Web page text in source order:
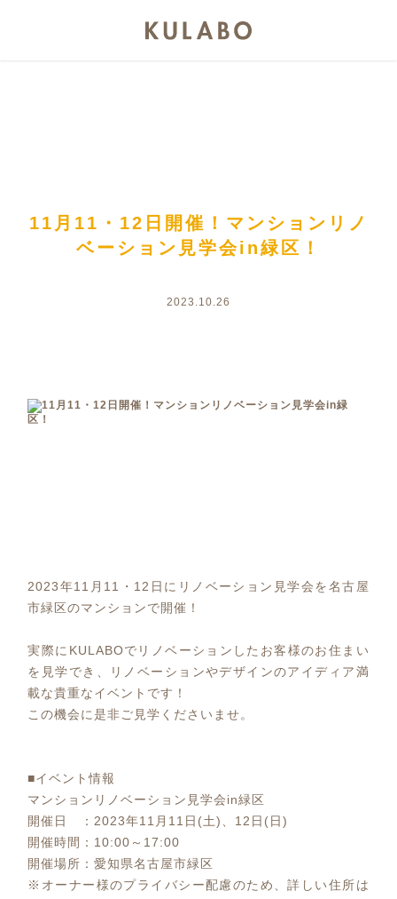
11月11・12日開催！マンションリノ
ベーション見学会in緑区！
2023.10.26
2023年11月11・12日にリノベーション見学会を名古屋
市緑区のマンションで開催！
実際にKULABOでリノベーションしたお客様のお住まい
を見学でき、リノベーションやデザインのアイディア満
載な貴重なイベントです！
この機会に是非ご見学くださいませ。
■イベント情報
マンションリノベーション見学会in緑区
開催日 ：2023年11月11日(土)、12日(日)
開催時間：10:00～17:00
開催場所：愛知県名古屋市緑区
※オーナー様のプライバシー配慮のため、詳しい住所は